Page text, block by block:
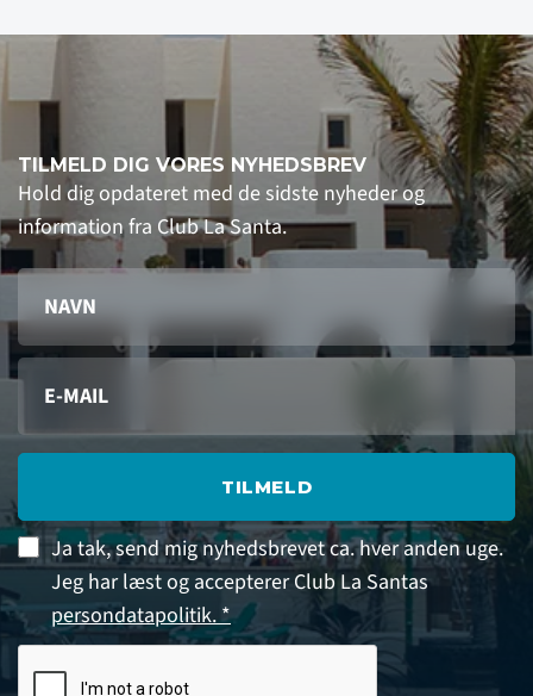
TILMELD DIG VORES NYHEDSBREV
Hold dig opdateret med de sidste nyheder og
information fra Club La Santa.
TILMELD
Ja tak, send mig nyhedsbrevet ca. hver anden uge.
Jeg har læst og accepterer Club La Santas
persondatapolitik. *